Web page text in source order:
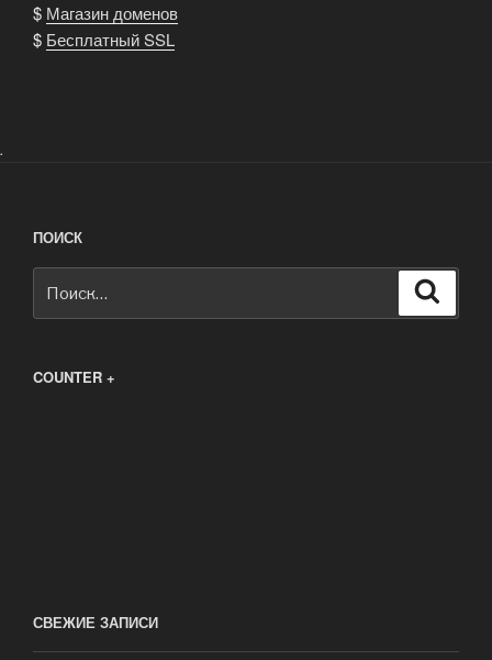
$ Магазин доменов
$ Бесплатный SSL
.
ПОИСК
COUNTER +
СВЕЖИЕ ЗАПИСИ